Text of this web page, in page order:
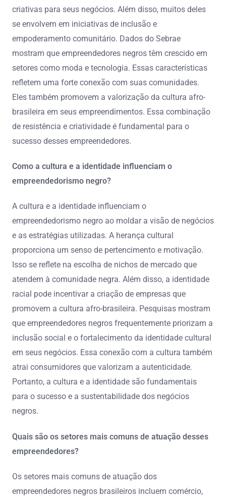
criativas para seus negócios. Além disso, muitos deles
se envolvem em iniciativas de inclusão e
empoderamento comunitário. Dados do Sebrae
mostram que empreendedores negros têm crescido em
setores como moda e tecnologia. Essas características
refletem uma forte conexão com suas comunidades.
Eles também promovem a valorização da cultura afro-
brasileira em seus empreendimentos. Essa combinação
de resistência e criatividade é fundamental para o
sucesso desses empreendedores.
Como a cultura e a identidade influenciam o
empreendedorismo negro?
A cultura e a identidade influenciam o
empreendedorismo negro ao moldar a visão de negócios
e as estratégias utilizadas. A herança cultural
proporciona um senso de pertencimento e motivação.
Isso se reflete na escolha de nichos de mercado que
atendem à comunidade negra. Além disso, a identidade
racial pode incentivar a criação de empresas que
promovem a cultura afro-brasileira. Pesquisas mostram
que empreendedores negros frequentemente priorizam a
inclusão social e o fortalecimento da identidade cultural
em seus negócios. Essa conexão com a cultura também
atrai consumidores que valorizam a autenticidade.
Portanto, a cultura e a identidade são fundamentais
para o sucesso e a sustentabilidade dos negócios
negros.
Quais são os setores mais comuns de atuação desses
empreendedores?
Os setores mais comuns de atuação dos
empreendedores negros brasileiros incluem comércio,